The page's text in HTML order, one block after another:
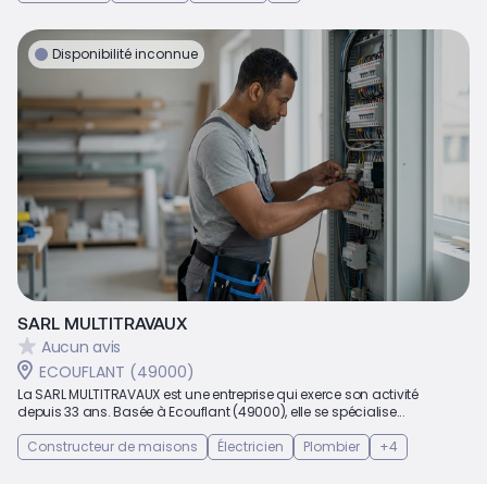
Disponibilité inconnue
SARL MULTITRAVAUX
Aucun avis
ECOUFLANT (49000)
La SARL MULTITRAVAUX est une entreprise qui exerce son activité
depuis 33 ans. Basée à Ecouflant (49000), elle se spécialise...
Constructeur de maisons
Électricien Plombier +4